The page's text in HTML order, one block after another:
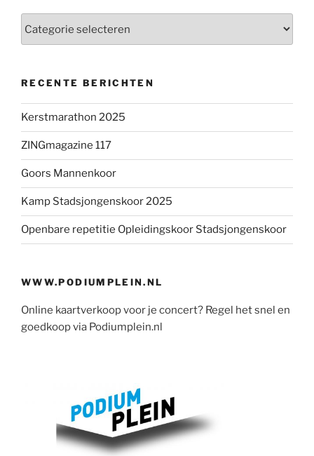
RECENTE BERICHTEN
Kerstmarathon 2025
ZINGmagazine 117
Goors Mannenkoor
Kamp Stadsjongenskoor 2025
Openbare repetitie Opleidingskoor Stadsjongenskoor
WWW.PODIUMPLEIN.NL
Online kaartverkoop voor je concert? Regel het snel en
goedkoop via Podiumplein.nl